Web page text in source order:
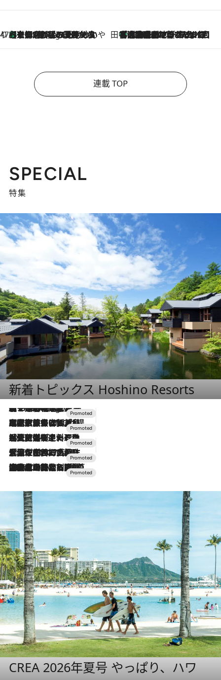
47都道府県の手みやげ ひんやりスイーツで夏を満喫
9 Hours Ago
【京都府】この夏絶対食べたい 冷やしておいしいおやつ3選 ひと口目から心を掴む新緑のテリーヌ 田中稲の勝手に再ブーム
2026.8.7
「湘南乃風に憧れて」観客大盛上がりの“タオル回し”に、ラッパー顔負けの高速歌唱まで…さだまさし（74）のアグレッシブすぎる現在地
連載 TOP
SPECIAL
特集
新着トピックス Hoshino Resorts
7 Hours Ago
【トンボの足水浴】ヒノキの香りに包まれて涼感マックス！約13℃の湧水かけ流しを避暑地「星野温泉 トンボの湯」で体験
2026.7.31
【ホテル帰省】という選択肢をOMOが提案。家族とほどよい距離を保つには「昼は実家、夜は気兼ねなくホテルで！」
2026.7.24
【夏限定ディナーコース】旬を迎える稚鮎や花ズッキーニなどをイタリア・トスカーナの郷土料理の手法で満喫！
2026.7.17
「土佐和ハーブかき氷」がOMO7高知に登場！生姜、山椒、大葉など目にも舌にも涼を呼ぶ郷土の味
2026.7.10
NEW OPEN！【界 草津】名湯の地に誕生。趣の異なる2種の温泉と上州ならではの会席・蕎麦割烹など美食を味わう究極の癒やし旅
CREA 2026年夏号 やっぱり、ハワ